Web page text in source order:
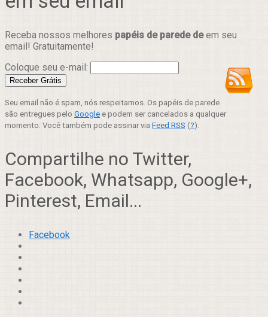
Receba nossos melhores papéis de parede deem seu
email! Gratuitamente!
Coloque seu e-mail:
Seu email não é spam, nós respeitamos. Os papéis de parede
são entregues pelo Google e podem ser cancelados a qualquer
momento. Você também pode assinar via Feed RSS (?).
Compartilhe no Twitter,
Facebook, Whatsapp, Google+,
Pinterest, Email...
Facebook